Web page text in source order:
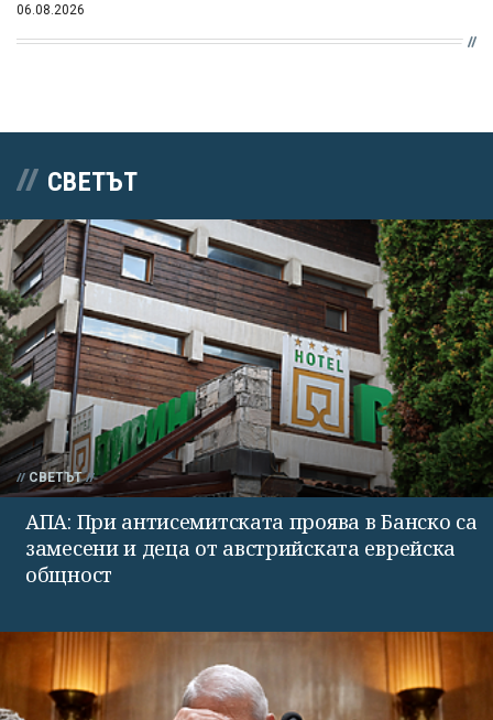
06.08.2026
СВЕТЪТ
СВЕТЪТ
АПА: При антисемитската проява в Банско са
замесени и деца от австрийската еврейска
общност